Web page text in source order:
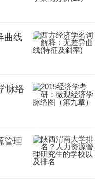
会的高考。
压力，为全面实施素
于提高办学效益，促
自主招生和3+证书录
录取和高职自主招生
，总分450分。
年9月开学上大一，
曲线
脉络
管理